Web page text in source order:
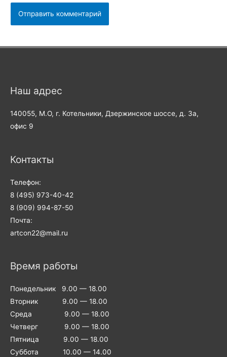
Наш адрес
140055, М.О, г. Котельники, Дзержинское шоссе, д. 3а,
офис 9
Контакты
Телефон:
8 (495) 973-40-42
8 (909) 994-87-50
Почта:
artcon22@mail.ru
Время работы
Понедельник 9.00 — 18.00
Вторник 9.00 — 18.00
Среда 9.00 — 18.00
Четверг 9.00 — 18.00
Пятница 9.00 — 18.00
Суббота 10.00 — 14.00